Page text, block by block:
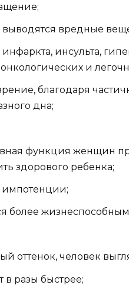
вредные
инсульта,
и
благодаря
дна;
функция женщин
здорового ребенка;
импотенции;
более
оттенок, человек
разы быстрее;